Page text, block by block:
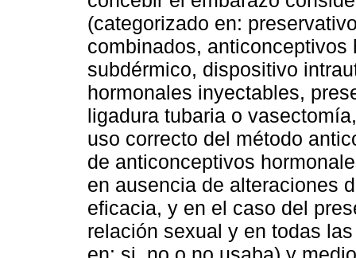
(categorizado en:
combinados,
subdérmico, dispositivo
hormonales inyectables,
ligadura tubaria o
uso correcto del método
de anticonceptivos
en ausencia de alteraciones
eficacia, y en el caso del
relación sexual y en todas